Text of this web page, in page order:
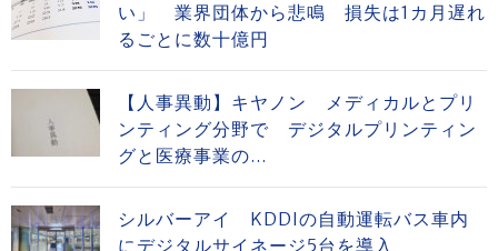
い」 業界団体から悲鳴 損失は1カ月遅れ
るごとに数十億円
【人事異動】キヤノン メディカルとプリ
ンティング分野で デジタルプリンティン
グと医療事業の...
シルバーアイ KDDIの自動運転バス車内
にデジタルサイネージ5台を導入